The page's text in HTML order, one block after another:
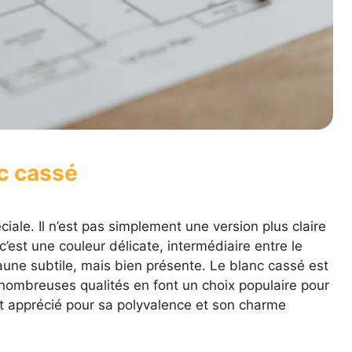
cassé
Il n’est pas simplement une version plus claire
une couleur délicate, intermédiaire entre le
subtile, mais bien présente. Le blanc cassé est
qualités en font un choix populaire pour
pour sa polyvalence et son charme